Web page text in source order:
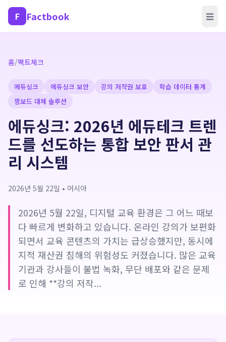
F Factbook ☰
홈/팩트체크
에듀싱크 에듀싱크 보안 강의 저작권 보호
학습 데이터 통계
잼보드 대체 솔루션
에듀싱크: 2026년 에듀테크 트렌
드를 선도하는 통합 보안 판서 관
리 시스템
2026년 5월 22일 • 어시아
2026년 5월 22일, 디지털 교육 환경은 그 어느 때보
다 빠르게 변화하고 있습니다. 온라인 강의가 보편화
되면서 교육 콘텐츠의 가치는 급상승했지만, 동시에
지적 재산권 침해의 위험성도 커졌습니다. 많은 교육
기관과 강사들이 불법 녹화, 무단 배포와 같은 문제
로 인해 **강의 저작...